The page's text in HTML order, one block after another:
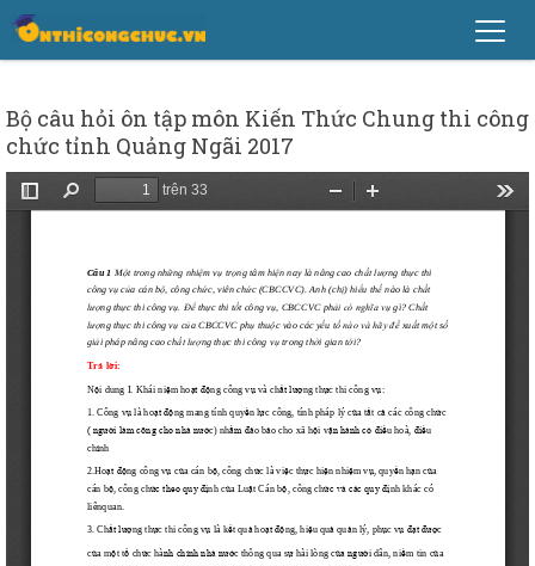
Bộ câu hỏi ôn tập môn Kiến Thức Chung thi công
chức tỉnh Quảng Ngãi 2017